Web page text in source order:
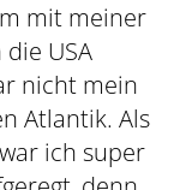
mit meiner
USA
nicht mein
Atlantik. Als
ich super